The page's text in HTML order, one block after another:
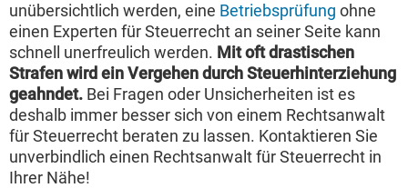
unübersichtlich werden, eine Betriebsprüfung ohne
einen Experten für Steuerrecht an seiner Seite kann
schnell unerfreulich werden. Mit oft drastischen
Strafen wird ein Vergehen durch Steuerhinterziehung
geahndet. Bei Fragen oder Unsicherheiten ist es
deshalb immer besser sich von einem Rechtsanwalt
für Steuerrecht beraten zu lassen. Kontaktieren Sie
unverbindlich einen Rechtsanwalt für Steuerrecht in
Ihrer Nähe!